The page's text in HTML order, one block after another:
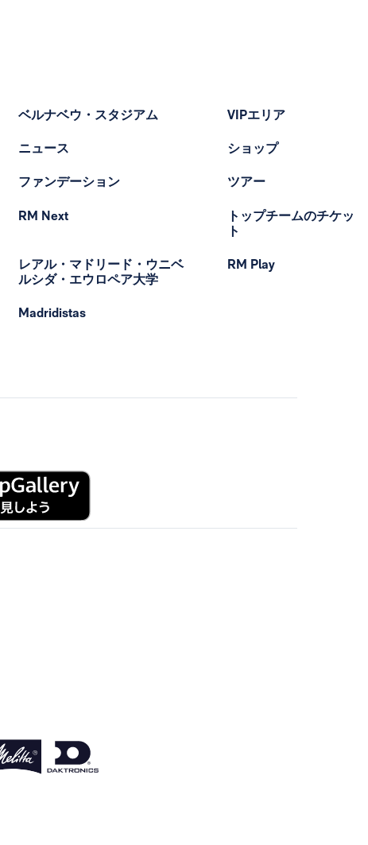
ベルナベウ・スタジアム
ニュース
ファンデーション
RM Next
レアル・マドリード・ウニベ
ルシダ・エウロペア大学
Madridistas
VIPエリア
ショップ
ツアー
トップチームのチケッ
ト
RM Play